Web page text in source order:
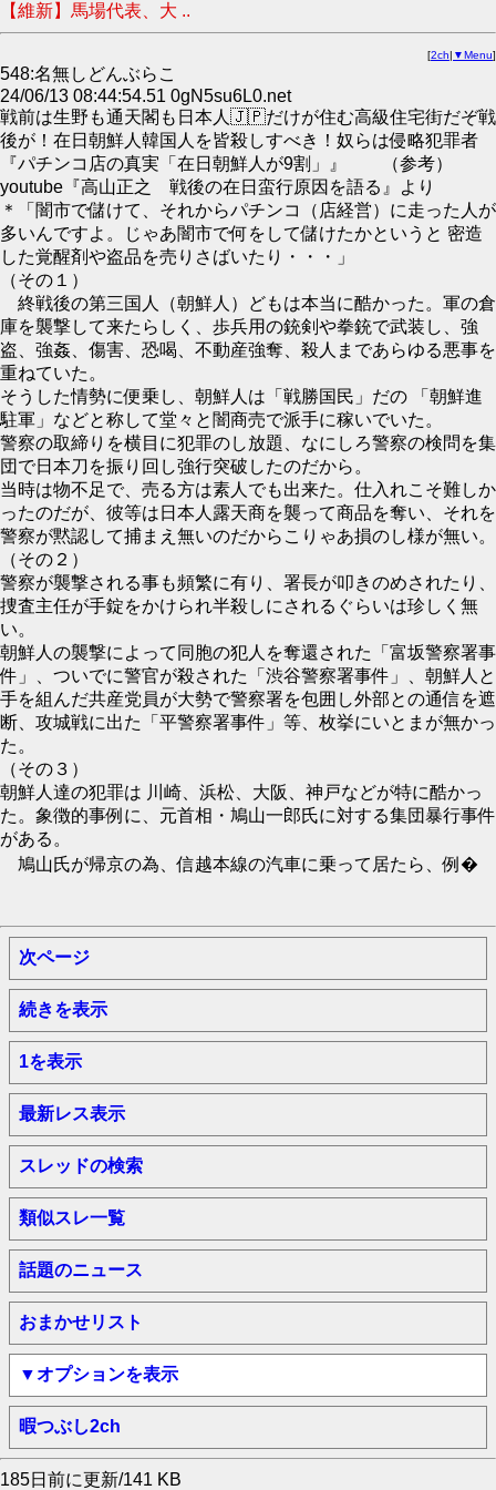
【維新】馬場代表、大 ..
[2ch| ▼Menu]
548:名無しどんぶらこ
24/06/13 08:44:54.51 0gN5su6L0.net
戦前は生野も通天閣も日本人🇯🇵だけが住む高級住宅街だぞ戦
後が！在日朝鮮人韓国人を皆殺しすべき！奴らは侵略犯罪者
『パチンコ店の真実「在日朝鮮人が9割」』 （参考）
youtube『高山正之 戦後の在日蛮行原因を語る』より
＊「闇市で儲けて、それからパチンコ（店経営）に走った人が
多いんですよ。じゃあ闇市で何をして儲けたかというと 密造
した覚醒剤や盗品を売りさばいたり・・・」
（その１）
終戦後の第三国人（朝鮮人）どもは本当に酷かった。軍の倉
庫を襲撃して来たらしく、歩兵用の銃剣や拳銃で武装し、強
盗、強姦、傷害、恐喝、不動産強奪、殺人まであらゆる悪事を
重ねていた。
そうした情勢に便乗し、朝鮮人は「戦勝国民」だの 「朝鮮進
駐軍」などと称して堂々と闇商売で派手に稼いでいた。
警察の取締りを横目に犯罪のし放題、なにしろ警察の検問を集
団で日本刀を振り回し強行突破したのだから。
当時は物不足で、売る方は素人でも出来た。仕入れこそ難しか
ったのだが、彼等は日本人露天商を襲って商品を奪い、それを
警察が黙認して捕まえ無いのだからこりゃあ損のし様が無い。
（その２）
警察が襲撃される事も頻繁に有り、署長が叩きのめされたり、
捜査主任が手錠をかけられ半殺しにされるぐらいは珍しく無
い。
朝鮮人の襲撃によって同胞の犯人を奪還された「富坂警察署事
件」、ついでに警官が殺された「渋谷警察署事件」、朝鮮人と
手を組んだ共産党員が大勢で警察署を包囲し外部との通信を遮
断、攻城戦に出た「平警察署事件」等、枚挙にいとまが無かっ
た。
（その３）
朝鮮人達の犯罪は 川崎、浜松、大阪、神戸などが特に酷かっ
た。象徴的事例に、元首相・鳩山一郎氏に対する集団暴行事件
がある。
鳩山氏が帰京の為、信越本線の汽車に乗って居たら、例�
次ページ
続きを表示
1を表示
最新レス表示
スレッドの検索
類似スレ一覧
話題のニュース
おまかせリスト
▼オプションを表示
暇つぶし2ch
185日前に更新/141 KB